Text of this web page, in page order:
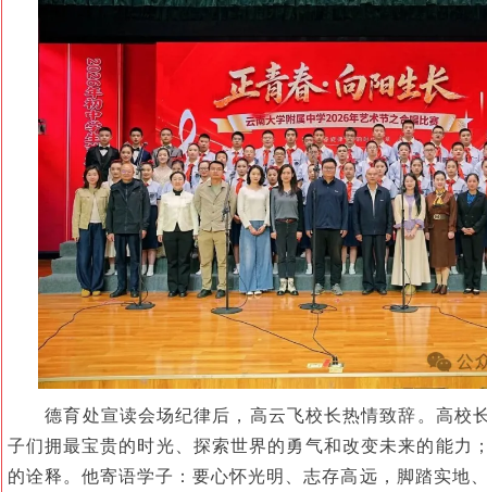
德育处宣读会场纪律后，高云飞校长热情致辞。高校
子们拥最宝贵的时光、探索世界的勇气和改变未来的能力
的诠释。他寄语学子：要心怀光明、志存高远，脚踏实地